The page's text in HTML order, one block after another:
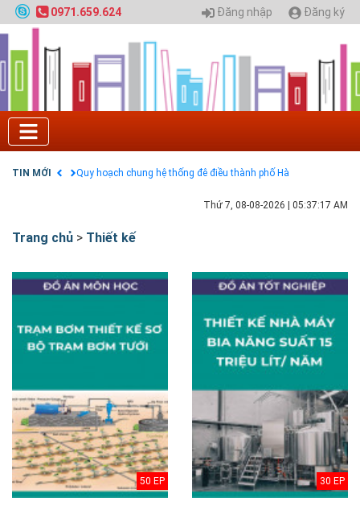
0971.659.624 Đăng nhập Đăng ký
TIN MỚI
Tuyển sinh 2025, Khoa kỹ thuật hạ tầng và môi
trường đô thị - Đại học Kiến trúc Hà Nội
Chính sách thanh toán
Điều khoản dịch vụ
Quy hoạch chung hệ thống đê điều thành phố Hà
GIAO LƯU TRỰC TUYẾN - TƯ VẤN TUYỂN SINH ĐẠI
SỐ 02
Thứ 7, 08-08-2026 05:37:18 AM
Trang chủ > Thiết kế
50 EP 30 EP